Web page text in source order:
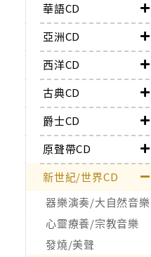
華語CD
亞洲CD
西洋CD
古典CD
爵士CD
原聲帶CD
新世紀/世界CD
器樂演奏/大自然音樂
心靈療養/宗教音樂
發燒/美聲